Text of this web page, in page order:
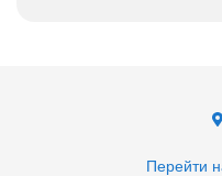
Перейти